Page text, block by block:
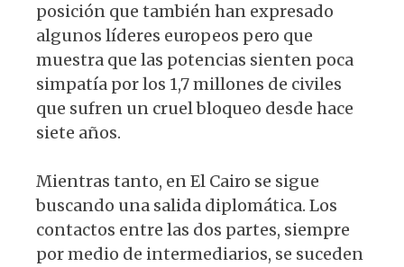
posición que también han expresado
algunos líderes europeos pero que
muestra que las potencias sienten poca
simpatía por los 1,7 millones de civiles
que sufren un cruel bloqueo desde hace
siete años.
Mientras tanto, en El Cairo se sigue
buscando una salida diplomática. Los
contactos entre las dos partes, siempre
por medio de intermediarios, se suceden